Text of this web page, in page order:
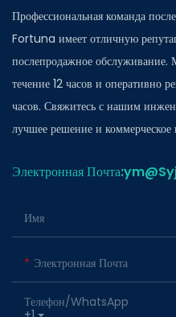
Профессиональная команда
Fortuna имеет отличную
послепродажное обслуживание.
течение 12 часов и оперативно
часов. Свяжитесь с нашим
лучшее решение и коммерческое
Электронная
Имя
Электронная Почта
Телефон/WhatsApp